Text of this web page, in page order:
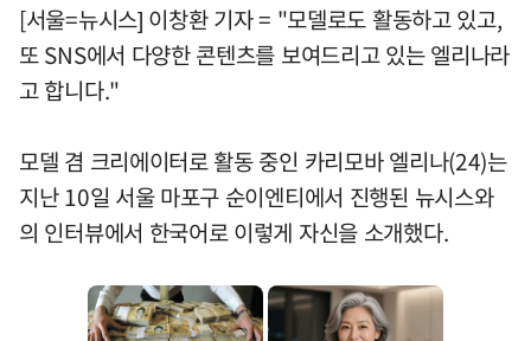
[서울=뉴시스] 이창환 기자 = "모델로도 활동하고 있고,
또 SNS에서 다양한 콘텐츠를 보여드리고 있는 엘리나라
고 합니다."
모델 겸 크리에이터로 활동 중인 카리모바 엘리나(24)는
지난 10일 서울 마포구 순이엔티에서 진행된 뉴시스와
의 인터뷰에서 한국어로 이렇게 자신을 소개했다.